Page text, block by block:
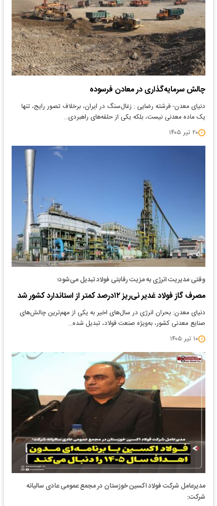
چالش سرمایه‌گذاری در معادن فرسوده
دنیای معدن- فرشته رضایی : زغال‌سنگ در ایران، برخلاف تصور رایج، تنها
یک ماده معدنی نیست، بلکه یکی از حلقه‌های راهبردی…
۲۰ تیر ۱۴۰۵
وقتی مدیریت انرژی به مزیت رقابتی فولاد تبدیل می‌شود؛
مصرف گاز فولاد غدیر نی‌ریز ۱۲درصد کمتر از استاندارد کشور شد
دنیای معدن: بحران انرژی در سال‌های اخیر به یکی از مهم‌ترین چالش‌های
صنایع معدنی کشور، به‌ویژه صنعت فولاد، تبدیل شده…
۱۰ تیر ۱۴۰۵
مدیرعامل شرکت فولاد اکسین خوزستان در مجمع عمومی عادی سالیانه
شرکت: